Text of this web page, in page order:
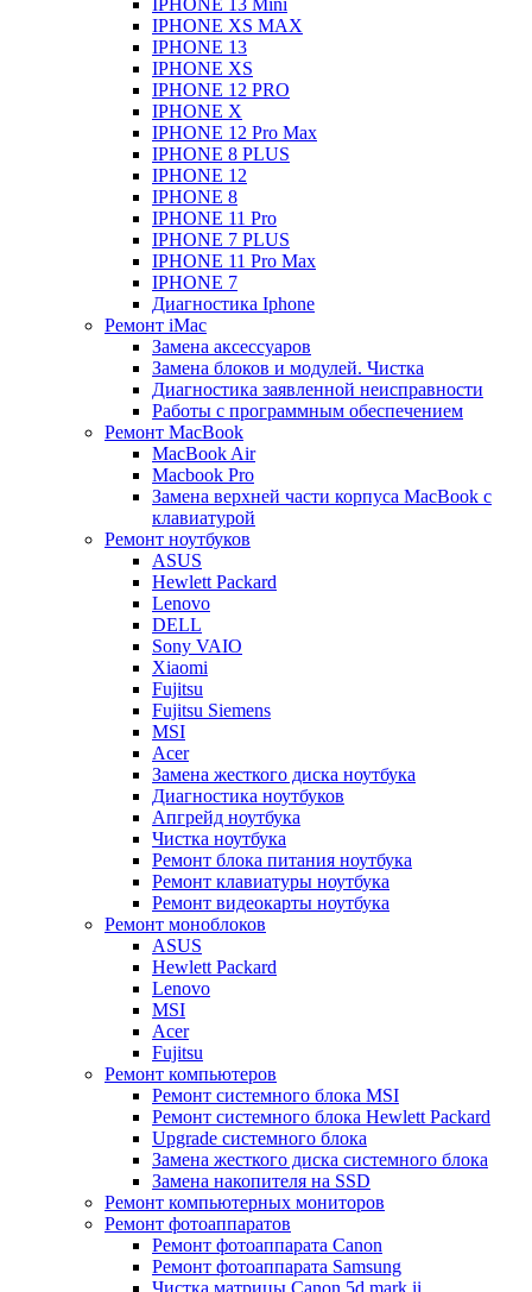
IPHONE 13 Mini
IPHONE XS MAX
IPHONE 13
IPHONE XS
IPHONE 12 PRO
IPHONE X
IPHONE 12 Pro Max
IPHONE 8 PLUS
IPHONE 12
IPHONE 8
IPHONE 11 Pro
IPHONE 7 PLUS
IPHONE 11 Pro Max
IPHONE 7
Диагностика Iphone
Ремонт iMac
Замена аксессуаров
Замена блоков и модулей. Чистка
Диагностика заявленной неисправности
Работы с программным обеспечением
Ремонт MacBook
MacBook Air
Macbook Pro
Замена верхней части корпуса MacBook с
клавиатурой
Ремонт ноутбуков
ASUS
Hewlett Packard
Lenovo
DELL
Sony VAIO
Xiaomi
Fujitsu
Fujitsu Siemens
MSI
Acer
Замена жесткого диска ноутбука
Диагностика ноутбуков
Апгрейд ноутбука
Чистка ноутбука
Ремонт блока питания ноутбука
Ремонт клавиатуры ноутбука
Ремонт видеокарты ноутбука
Ремонт моноблоков
ASUS
Hewlett Packard
Lenovo
MSI
Acer
Fujitsu
Ремонт компьютеров
Ремонт системного блока MSI
Ремонт системного блока Hewlett Packard
Upgrade системного блока
Замена жесткого диска системного блока
Замена накопителя на SSD
Ремонт компьютерных мониторов
Ремонт фотоаппаратов
Ремонт фотоаппарата Canon
Ремонт фотоаппарата Samsung
Чистка матрицы Canon 5d mark ii